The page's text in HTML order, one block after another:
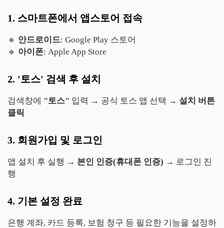
1. 스마트폰에서 앱스토어 접속
🔹 안드로이드: Google Play 스토어
🔹 아이폰: Apple App Store
2. '토스' 검색 후 설치
검색창에 "토스" 입력 → 공식 토스 앱 선택 → 설치 버튼
클릭
3. 회원가입 및 로그인
앱 설치 후 실행 → 본인 인증(휴대폰 인증) → 로그인 진
행
4. 기본 설정 완료
은행 계좌, 카드 등록, 보험 청구 등 필요한 기능을 설정하